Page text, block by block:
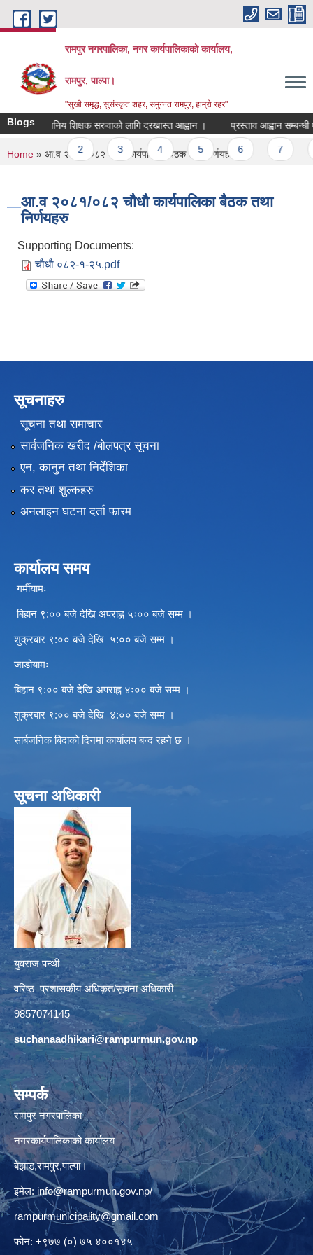
Skip to main content
रामपुर नगरपालिका, नगर कार्यपालिकाको कार्यालय,
रामपुर, पाल्पा।
"सुखी समृद्ध, सुसंस्कृत शहर, समुन्नत रामपुर, हाम्रो रहर"
Blogsस्थानिय शिक्षक सरुवाको लागि दरखास्त आह्वान । प्रस्ताव आह्वान सम्बन्धी
Pages
2 3 4 5 6
You are here
Home » आ.व २०८१/०८२ चौधौ कार्यपालिका बैठक तथा निर्णयहरु
आ.व २०८१/०८२ चौधौ कार्यपालिका बैठक तथा
निर्णयहरु
Supporting Documents:
चौधौ ०८२-१-२५.pdf
सूचनाहरु
सूचना तथा समाचार
सार्वजनिक खरीद /बोलपत्र सूचना
एन, कानुन तथा निर्देशिका
कर तथा शुल्कहरु
अनलाइन घटना दर्ता फारम
कार्यालय समय
गर्मीयामः
बिहान ९:०० बजे देखि अपराह्न ५ः०० बजे सम्म ।
शुक्रबार ९:०० बजे देखि ५:०० बजे सम्म ।
जाडोयामः
बिहान ९:०० बजे देखि अपराह्न ४ः०० बजे सम्म ।
शुक्रबार ९:०० बजे देखि ४:०० बजे सम्म ।
सार्बजनिक बिदाको दिनमा कार्यालय बन्द रहने छ ।
सूचना अधिकारी
युवराज पन्थी
वरिष्ठ प्रशासकीय अधिकृत/सूचना अधिकारी
9857074145
suchanaadhikari@rampurmun.gov.np
सम्पर्क
रामपुर नगरपालिका
नगरकार्यपालिकाको कार्यालय
बेझाड,रामपुर,पाल्पा।
इमेल: info@rampurmun.gov.np/
rampurmunicipality@gmail.com
फोन: +९७७ (०) ७५ ४००१४५